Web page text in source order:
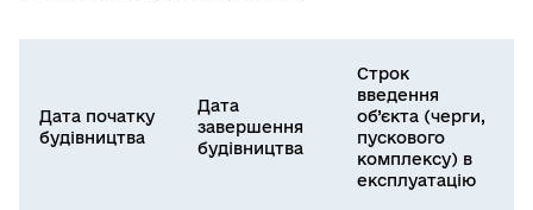
Дата початку
будівництва
Дата
завершення
будівництва
Строк
введення
об’єкта (черги,
пускового
комплексу) в
експлуатацію